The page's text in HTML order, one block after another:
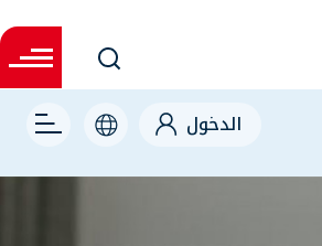
content
الدخول